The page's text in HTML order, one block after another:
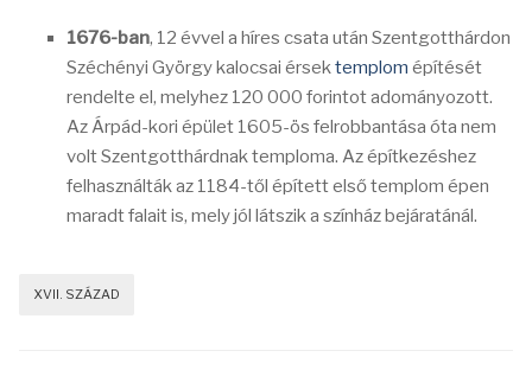
1676-ban, 12 évvel a híres csata után Szentgotthárdon
Széchényi György kalocsai érsektemplom építését
rendelte el, melyhez 120 000 forintot adományozott.
Az Árpád-kori épület 1605-ös felrobbantása óta nem
volt Szentgotthárdnak temploma. Az építkezéshez
felhasználták az 1184-től épített első templom épen
maradt falait is, mely jól látszik a színház bejáratánál.
XVII. SZÁZAD